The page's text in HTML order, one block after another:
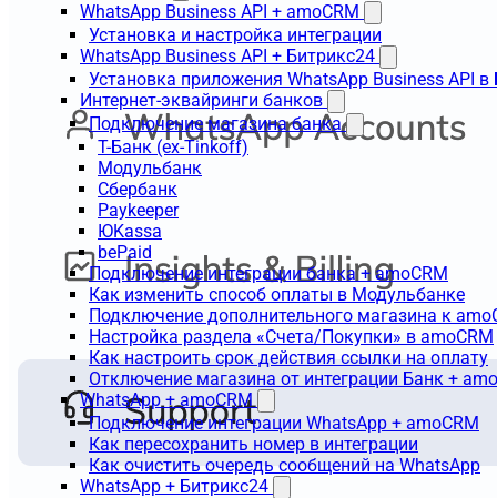
WhatsApp Business API + amoCRM
Установка и настройка интеграции
WhatsApp Business API + Битрикс24
Установка приложения WhatsApp Business API
Интернет-эквайринги банков
Подключение магазина банка
Т-Банк (ex-Tinkoff)
Модульбанк
Сбербанк
Paykeeper
ЮKassa
bePaid
Подключение интеграции банка + amoCRM
Как изменить способ оплаты в Модульбанке
Подключение дополнительного магазина к
Настройка раздела «Счета/Покупки» в amoCRM
Как настроить срок действия ссылки на оплату
Отключение магазина от интеграции Банк +
WhatsApp + amoCRM
Подключение интеграции WhatsApp + amoCRM
Как пересохранить номер в интеграции
Как очистить очередь сообщений на WhatsApp
WhatsApp + Битрикс24